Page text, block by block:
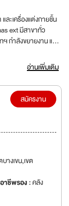
ละเครื่องแต่งกายชั้น
ext มีสาขาทั่ว
กำลังขยายงาน และ
น่งดังต่อไปนี้'เราเป็น
ำในประเทศ มีแบรนด์
ศกว่า 100 สาขา และ
หาบุคลากรที่มีความรู้
างความสำเร็จในปี
อ่านเพิ่มเติม
สมัครงาน
างเขน,เขต
าชีพรอง :คลัง